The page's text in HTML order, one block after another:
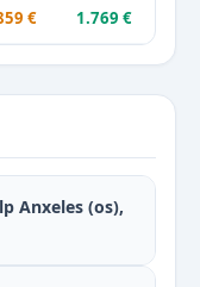
€ 1.769 €
Anxeles (os),